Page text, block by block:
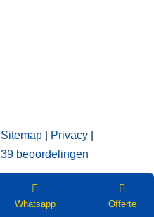
Sitemap Privacy
39 beoordelingen
Whatsapp Offerte